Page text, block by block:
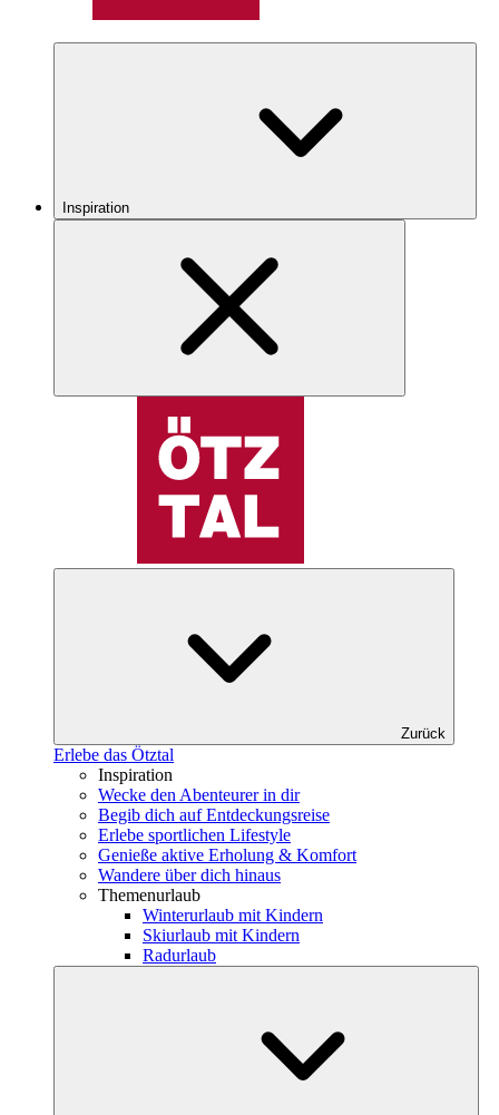
Inspiration
Zurück
Erlebe das Ötztal
Inspiration
Wecke den Abenteurer in dir
Begib dich auf Entdeckungsreise
Erlebe sportlichen Lifestyle
Genieße aktive Erholung & Komfort
Wandere über dich hinaus
Themenurlaub
Winterurlaub mit Kindern
Skiurlaub mit Kindern
Radurlaub